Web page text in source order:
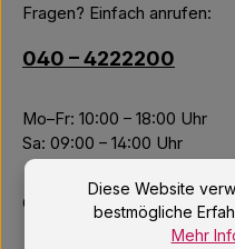
Fragen? Einfach anrufen:
040 – 4222200
Mo–Fr: 10:00 – 18:00 Uhr
Sa: 09:00 – 14:00 Uhr
Oder über unser
Diese Website
bestmögliche
Mehr